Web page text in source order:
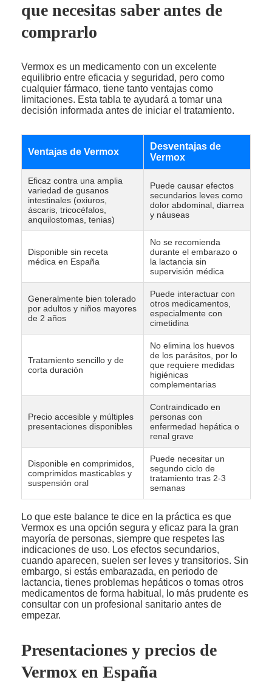
que necesitas saber antes de
comprarlo
Vermox es un medicamento con un excelente
equilibrio entre eficacia y seguridad, pero como
cualquier fármaco, tiene tanto ventajas como
limitaciones. Esta tabla te ayudará a tomar una
decisión informada antes de iniciar el tratamiento.
Ventajas de Vermox
Desventajas de
Vermox
Eficaz contra una amplia
variedad de gusanos
intestinales (oxiuros,
áscaris, tricocéfalos,
anquilostomas, tenias)
Puede causar efectos
secundarios leves como
dolor abdominal, diarrea
y náuseas
Disponible sin receta
médica en España
No se recomienda
durante el embarazo o
la lactancia sin
supervisión médica
Generalmente bien tolerado
por adultos y niños mayores
de 2 años
Puede interactuar con
otros medicamentos,
especialmente con
cimetidina
Tratamiento sencillo y de
corta duración
No elimina los huevos
de los parásitos, por lo
que requiere medidas
higiénicas
complementarias
Precio accesible y múltiples
presentaciones disponibles
Contraindicado en
personas con
enfermedad hepática o
renal grave
Disponible en comprimidos,
comprimidos masticables y
suspensión oral
Puede necesitar un
segundo ciclo de
tratamiento tras 2-3
semanas
Lo que este balance te dice en la práctica es que
Vermox es una opción segura y eficaz para la gran
mayoría de personas, siempre que respetes las
indicaciones de uso. Los efectos secundarios,
cuando aparecen, suelen ser leves y transitorios. Sin
embargo, si estás embarazada, en periodo de
lactancia, tienes problemas hepáticos o tomas otros
medicamentos de forma habitual, lo más prudente es
consultar con un profesional sanitario antes de
empezar.
Presentaciones y precios de
Vermox en España